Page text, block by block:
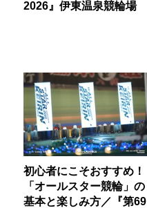
2026』伊東温泉競輪場
初心者にこそおすすめ！
「オールスター競輪」の
基本と楽しみ方／『第69